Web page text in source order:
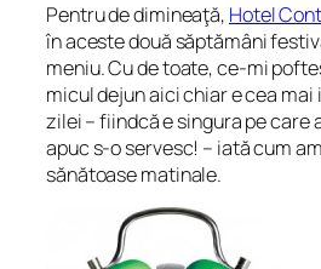
Pentru de dimineaţă, Hotel
în aceste două săptămâni
meniu. Cu de toate, ce-mi
micul dejun aici chiar e cea
zilei – fiindcă e singura pe care
apuc s-o servesc! – iată cum
sănătoase matinale.